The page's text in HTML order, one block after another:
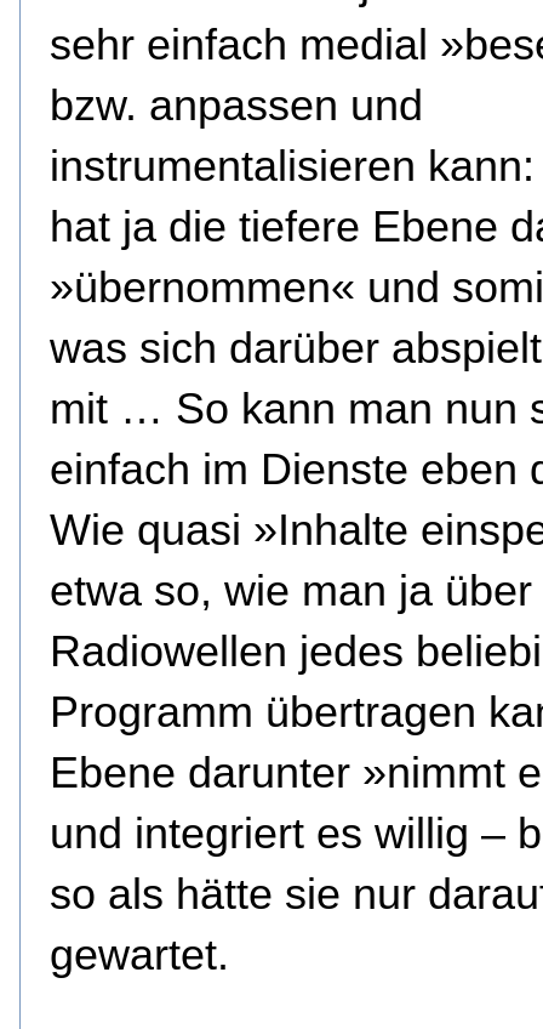
sehr einfach medial
bzw. anpassen und
instrumentalisieren
hat ja die tiefere Ebene
»übernommen« und
was sich darüber
mit … So kann man nun
einfach im Dienste eben
Wie quasi »Inhalte
etwa so, wie man ja über
Radiowellen jedes
Programm übertragen
Ebene darunter »nimmt
und integriert es willig –
so als hätte sie nur
gewartet.